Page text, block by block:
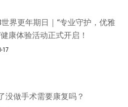
界更年期日｜“专业守护，优雅
康体验活动正式开启！
17
没做手术需要康复吗？